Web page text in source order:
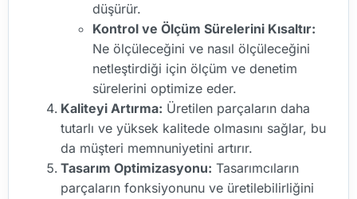
düşürür.
Kontrol ve Ölçüm Sürelerini Kısaltır:
Ne ölçüleceğini ve nasıl ölçüleceğini
netleştirdiği için ölçüm ve denetim
sürelerini optimize eder.
Kaliteyi Artırma: Üretilen parçaların daha
tutarlı ve yüksek kalitede olmasını sağlar, bu
da müşteri memnuniyetini artırır.
Tasarım Optimizasyonu: Tasarımcıların
parçaların fonksiyonunu ve üretilebilirliğini